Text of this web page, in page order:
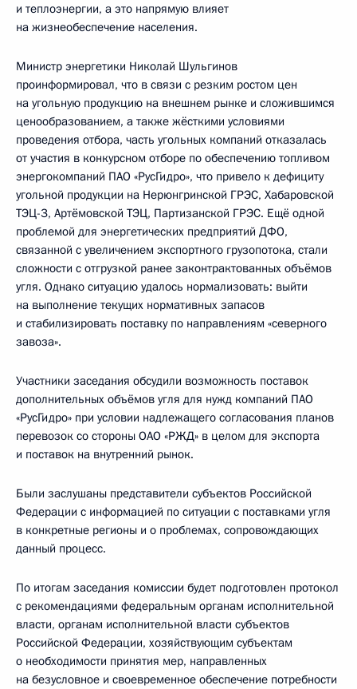
и теплоэнергии, а это напрямую влияет
на жизнеобеспечение населения.
Министр энергетики Николай Шульгинов
проинформировал, что в связи с резким ростом цен
на угольную продукцию на внешнем рынке и сложившимся
ценообразованием, а также жёсткими условиями
проведения отбора, часть угольных компаний отказалась
от участия в конкурсном отборе по обеспечению топливом
энергокомпаний ПАО «РусГидро», что привело к дефициту
угольной продукции на Нерюнгринской ГРЭС, Хабаровской
ТЭЦ-3, Артёмовской ТЭЦ, Партизанской ГРЭС. Ещё одной
проблемой для энергетических предприятий ДФО,
связанной с увеличением экспортного грузопотока, стали
сложности с отгрузкой ранее законтрактованных объёмов
угля. Однако ситуацию удалось нормализовать: выйти
на выполнение текущих нормативных запасов
и стабилизировать поставку по направлениям «северного
завоза».
Участники заседания обсудили возможность поставок
дополнительных объёмов угля для нужд компаний ПАО
«РусГидро» при условии надлежащего согласования планов
перевозок со стороны ОАО «РЖД» в целом для экспорта
и поставок на внутренний рынок.
Были заслушаны представители субъектов Российской
Федерации с информацией по ситуации с поставками угля
в конкретные регионы и о проблемах, сопровождающих
данный процесс.
По итогам заседания комиссии будет подготовлен протокол
с рекомендациями федеральным органам исполнительной
власти, органам исполнительной власти субъектов
Российской Федерации, хозяйствующим субъектам
о необходимости принятия мер, направленных
на безусловное и своевременное обеспечение потребности